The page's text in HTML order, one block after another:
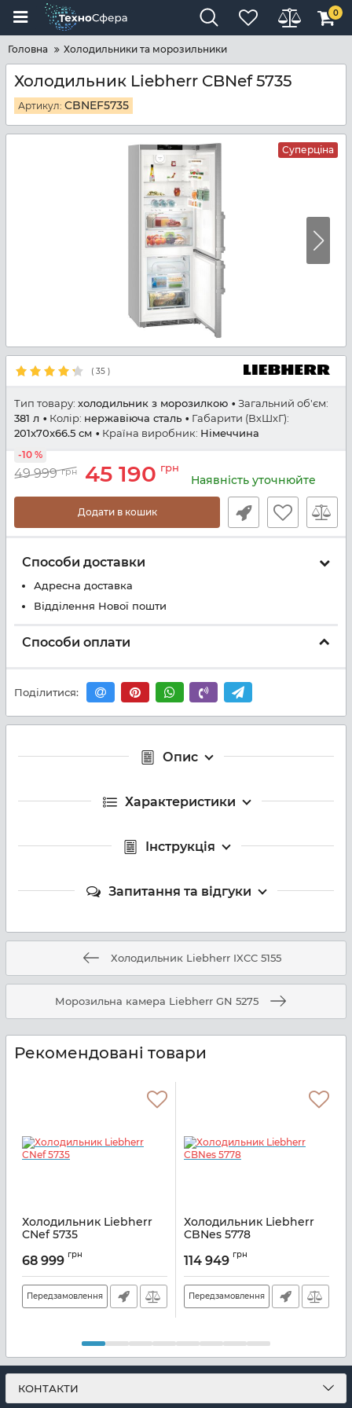
0
Головна Холодильники та морозильники
Холодильник Liebherr CBNef 5735
Артикул: CBNEF5735
Суперціна
( 35 )
Тип товару: холодильник з морозилкою
Загальний об'єм:
381 л
Колір: нержавіюча сталь
Габарити (ВхШхГ):
201x70x66.5 см
Країна виробник: Німеччина
49 999 грн 45 190 грн
-10 %
Наявність уточнюйте
Додати в кошик
Способи доставки
Адресна доставка
Відділення Нової пошти
Способи оплати
Поділитися:
Опис
Характеристики
Інструкція
Запитання та відгуки
Холодильник Liebherr IXCC 5155
Морозильна камера Liebherr GN 5275
Рекомендовані товари
Холодильник Liebherr
CNef 5735
68 999 грн
Передзамовлення
Холодильник Liebherr
CBNes 5778
114 949 грн
Передзамовлення
КОНТАКТИ